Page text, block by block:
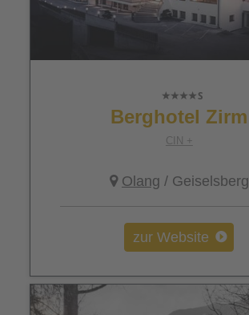
Berghotel Zirm
CIN +
Olang / Geiselsberg
zur Website